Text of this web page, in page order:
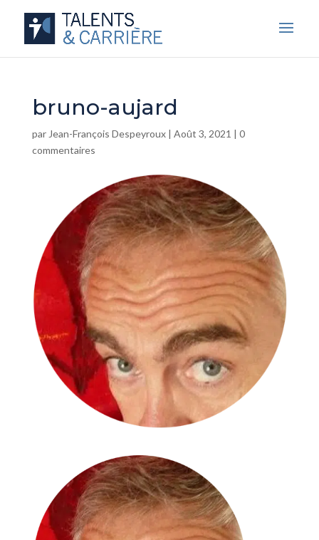
bruno-aujard
par Jean-François Despeyroux| Août 3, 2021 | 0
commentaires